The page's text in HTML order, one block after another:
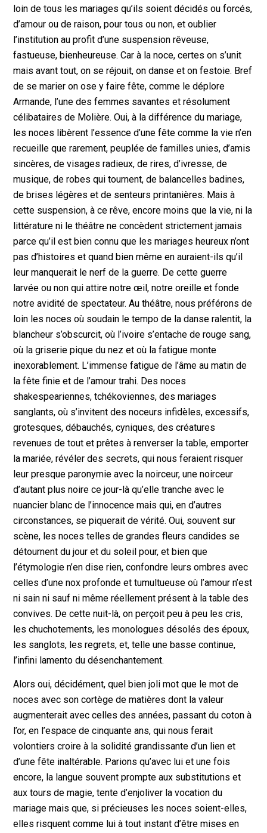
loin de tous les mariages qu’ils soient décidés ou forcés,
d’amour ou de raison, pour tous ou non, et oublier
l’institution au profit d’une suspension rêveuse,
fastueuse, bienheureuse. Car à la noce, certes on s’unit
mais avant tout, on se réjouit, on danse et on festoie. Bref
de se marier on ose y faire fête, comme le déplore
Armande, l’une des femmes savantes et résolument
célibataires de Molière. Oui, à la différence du mariage,
les noces libèrent l’essence d’une fête comme la vie n’en
recueille que rarement, peuplée de familles unies, d’amis
sincères, de visages radieux, de rires, d’ivresse, de
musique, de robes qui tournent, de balancelles badines,
de brises légères et de senteurs printanières. Mais à
cette suspension, à ce rêve, encore moins que la vie, ni la
littérature ni le théâtre ne concèdent strictement jamais
parce qu’il est bien connu que les mariages heureux n’ont
pas d’histoires et quand bien même en auraient-ils qu’il
leur manquerait le nerf de la guerre. De cette guerre
larvée ou non qui attire notre œil, notre oreille et fonde
notre avidité de spectateur. Au théâtre, nous préférons de
loin les noces où soudain le tempo de la danse ralentit, la
blancheur s’obscurcit, où l’ivoire s’entache de rouge sang,
où la griserie pique du nez et où la fatigue monte
inexorablement. L’immense fatigue de l’âme au matin de
la fête finie et de l’amour trahi. Des noces
shakespeariennes, tchékoviennes, des mariages
sanglants, où s’invitent des noceurs infidèles, excessifs,
grotesques, débauchés, cyniques, des créatures
revenues de tout et prêtes à renverser la table, emporter
la mariée, révéler des secrets, qui nous feraient risquer
leur presque paronymie avec la noirceur, une noirceur
d’autant plus noire ce jour-là qu’elle tranche avec le
nuancier blanc de l’innocence mais qui, en d’autres
circonstances, se piquerait de vérité. Oui, souvent sur
scène, les noces telles de grandes fleurs candides se
détournent du jour et du soleil pour, et bien que
l’étymologie n’en dise rien, confondre leurs ombres avec
celles d’une nox profonde et tumultueuse où l’amour n’est
ni sain ni sauf ni même réellement présent à la table des
convives. De cette nuit-là, on perçoit peu à peu les cris,
les chuchotements, les monologues désolés des époux,
les sanglots, les regrets, et, telle une basse continue,
l’infini lamento du désenchantement.
Alors oui, décidément, quel bien joli mot que le mot de
noces avec son cortège de matières dont la valeur
augmenterait avec celles des années, passant du coton à
l’or, en l’espace de cinquante ans, qui nous ferait
volontiers croire à la solidité grandissante d’un lien et
d’une fête inaltérable. Parions qu’avec lui et une fois
encore, la langue souvent prompte aux substitutions et
aux tours de magie, tente d’enjoliver la vocation du
mariage mais que, si précieuses les noces soient-elles,
elles risquent comme lui à tout instant d’être mises en